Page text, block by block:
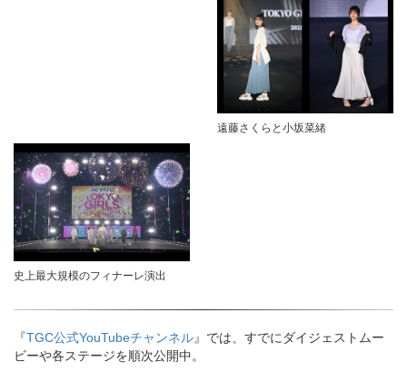
遠藤さくらと小坂菜緒
史上最大規模のフィナーレ演出
『TGC公式YouTubeチャンネル』では、すでにダイジェストムー
ビーや各ステージを順次公開中。